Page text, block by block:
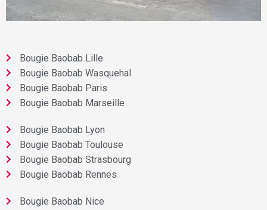
Bougie Baobab Lille
Bougie Baobab Wasquehal
Bougie Baobab Paris
Bougie Baobab Marseille
Bougie Baobab Lyon
Bougie Baobab Toulouse
Bougie Baobab Strasbourg
Bougie Baobab Rennes
Bougie Baobab Nice